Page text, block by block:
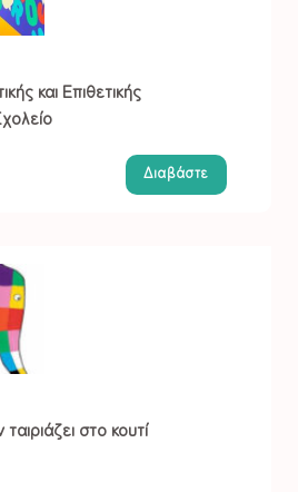
και Επιθετικής
Διαβάστε
στο κουτί